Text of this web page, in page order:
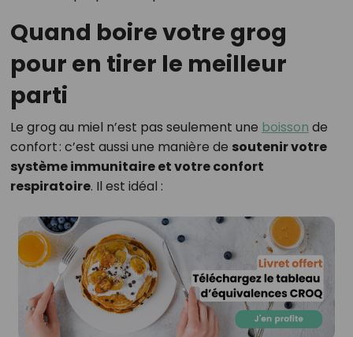
Quand boire votre grog
pour en tirer le meilleur
parti
Le grog au miel n’est pas seulement une boisson de
confort : c’est aussi une manière de soutenir votre
système immunitaire et votre confort
respiratoire. Il est idéal :